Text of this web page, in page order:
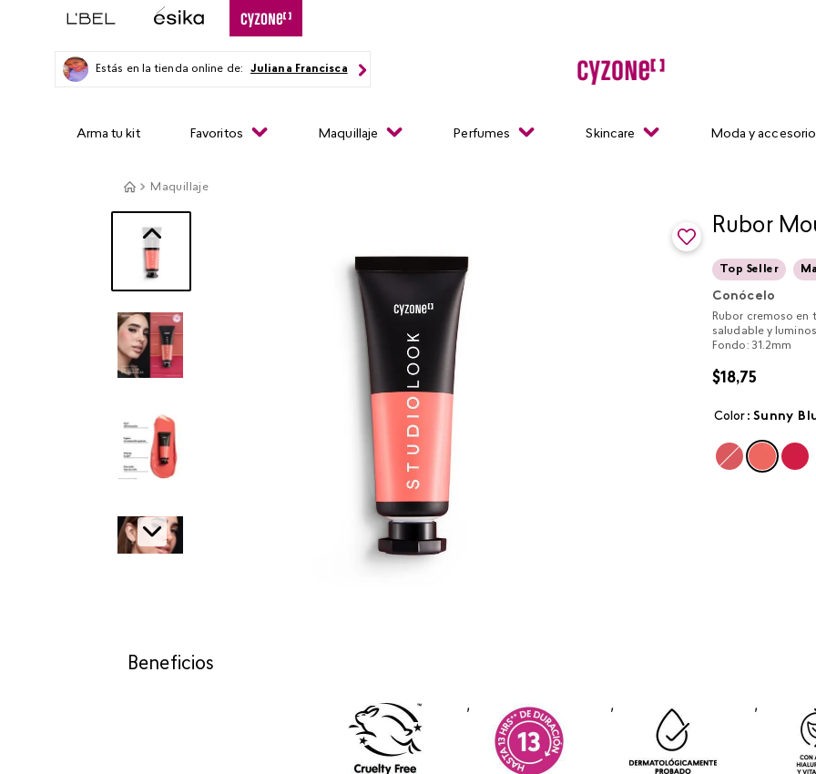
Estás en la tienda online de: Juliana Francisca
Arma tu kit Favoritos Maquillaje Perfumes Skincare Moda y
Maquillaje
Rubor
Top Seller
Conócelo
Rubor cremoso
saludable y
Fondo: 31.2mm
$18,75
Color : sunny
Beneficios
, , ,